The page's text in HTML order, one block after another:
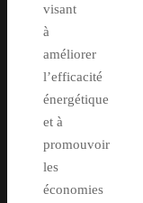
visant
à
améliorer
l’efficacité
énergétique
et à
promouvoir
les
économies